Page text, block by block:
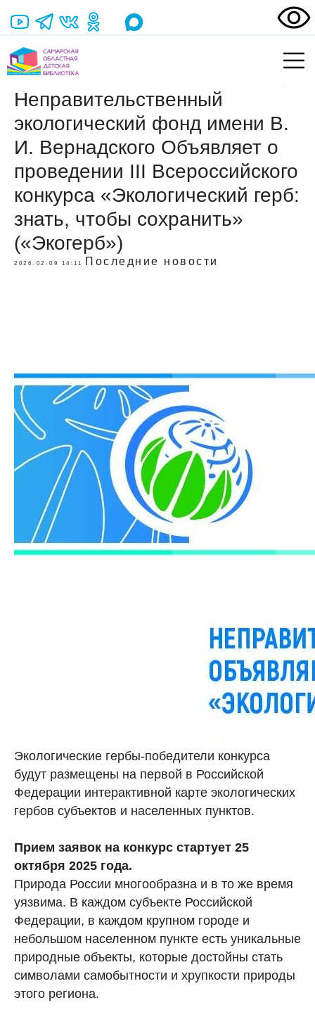
Неправительственный
экологический фонд имени В.
И. Вернадского Объявляет о
проведении III Всероссийского
конкурса «Экологический герб:
знать, чтобы сохранить»
(«Экогерб»)
2026-02-09 14:11 Последние новости
Экологические гербы-победители конкурса
будут размещены на первой в Российской
Федерации интерактивной карте экологических
гербов субъектов и населенных пунктов.
Прием заявок на конкурс стартует 25
октября 2025 года.
Природа России многообразна и в то же время
уязвима. В каждом субъекте Российской
Федерации, в каждом крупном городе и
небольшом населенном пункте есть уникальные
природные объекты, которые достойны стать
символами самобытности и хрупкости природы
этого региона.